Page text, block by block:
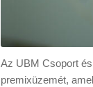
Az UBM Csoport
premixüzemét,